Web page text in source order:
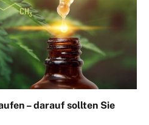
– darauf sollten Sie